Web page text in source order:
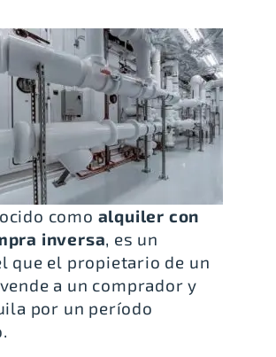
como alquiler con
inversa, es un
que el propietario de un
a un comprador y
por un período